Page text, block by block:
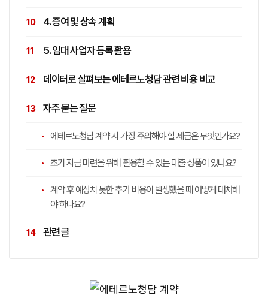
4. 증여 및 상속 계획
5. 임대 사업자 등록 활용
데이터로 살펴보는 에테르노청담 관련 비용 비교
자주 묻는 질문
에테르노청담 계약 시 가장 주의해야 할 세금은 무엇인가요?
초기 자금 마련을 위해 활용할 수 있는 대출 상품이 있나요?
계약 후 예상치 못한 추가 비용이 발생했을 때 어떻게 대처해
야 하나요?
관련 글